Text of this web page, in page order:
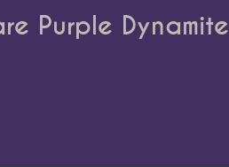
Purple Dynamite